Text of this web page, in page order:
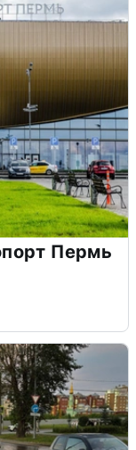
Пермь